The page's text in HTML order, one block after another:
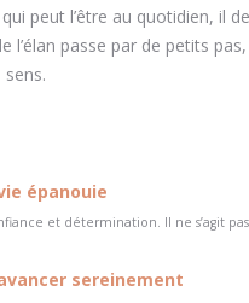
peut l’être au quotidien, il
passe par de petits
épanouie
et détermination. Il ne s’agit
sereinement